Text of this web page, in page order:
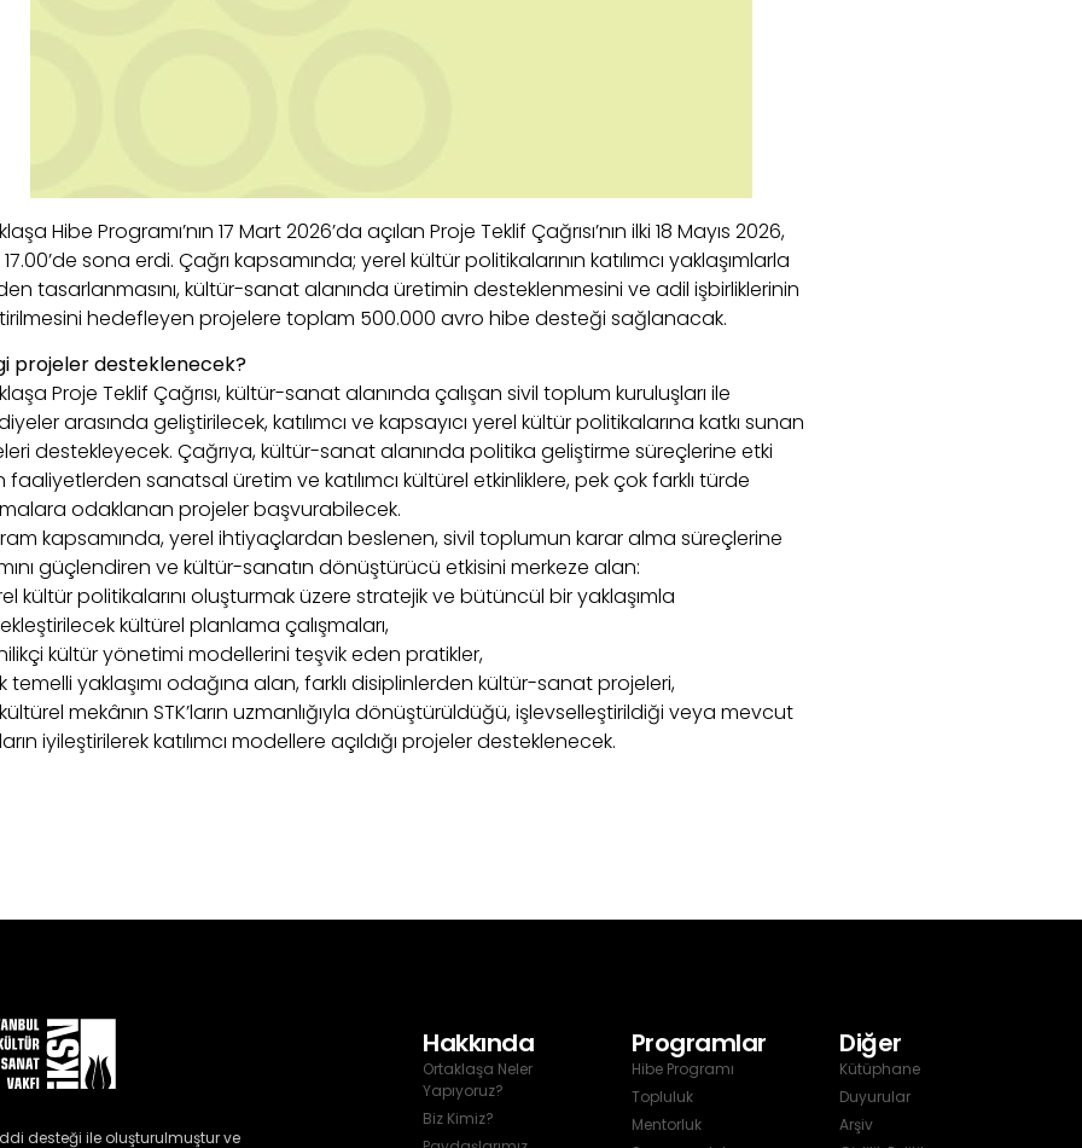
Hibe Programı’nın 17 Mart 2026’da açılan Proje Teklif Çağrısı’nın ilki 18 Mayıs 2026,
sona erdi. Çağrı kapsamında; yerel kültür politikalarının katılımcı yaklaşımlarla
tasarlanmasını, kültür-sanat alanında üretimin desteklenmesini ve adil işbirliklerinin
hedefleyen projelere toplam 500.000 avro hibe desteği sağlanacak.
projeler desteklenecek?
Proje Teklif Çağrısı, kültür-sanat alanında çalışan sivil toplum kuruluşları ile
arasında geliştirilecek, katılımcı ve kapsayıcı yerel kültür politikalarına katkı sunan
destekleyecek. Çağrıya, kültür-sanat alanında politika geliştirme süreçlerine etki
faaliyetlerden sanatsal üretim ve katılımcı kültürel etkinliklere, pek çok farklı türde
odaklanan projeler başvurabilecek.
kapsamında, yerel ihtiyaçlardan beslenen, sivil toplumun karar alma süreçlerine
güçlendiren ve kültür-sanatın dönüştürücü etkisini merkeze alan:
kültür politikalarını oluşturmak üzere stratejik ve bütüncül bir yaklaşımla
kültürel planlama çalışmaları,
kültür yönetimi modellerini teşvik eden pratikler,
temelli yaklaşımı odağına alan, farklı disiplinlerden kültür-sanat projeleri,
mekânın STK’ların uzmanlığıyla dönüştürüldüğü, işlevselleştirildiği veya mevcut
iyileştirilerek katılımcı modellere açıldığı projeler desteklenecek.
desteği ile oluşturulmuştur ve
Hakkında
Ortaklaşa Neler
Yapıyoruz?
Biz Kimiz?
Programlar
Hibe Programı
Topluluk
Mentorluk
Diğer
Kütüphane
Duyurular
Arşiv